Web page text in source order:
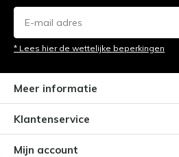
* Lees hier de wettelijke beperkingen
Meer informatie
Klantenservice
Mijn account